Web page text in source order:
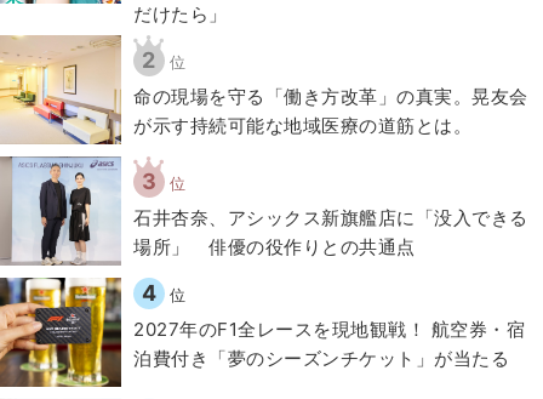
だけたら」
2 位
​命の現場を守る「働き方改革」の真実。晃友会
が示す持続可能な地域医療の道筋とは。
3 位
石井杏奈、アシックス新旗艦店に「没入できる
場所」 俳優の役作りとの共通点
4 位
2027年のF1全レースを現地観戦！ 航空券・宿
泊費付き「夢のシーズンチケット」が当たる